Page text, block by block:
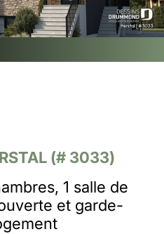
(# 3033)
1 salle de
et garde-